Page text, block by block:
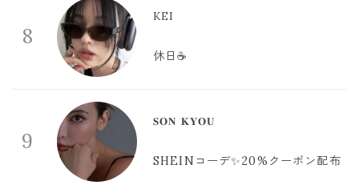
8
KEI
休日☕️
9
𝐒𝐎𝐍 𝐊𝐘𝐎𝐔
SHEINコーデ✨20%クーポン配布